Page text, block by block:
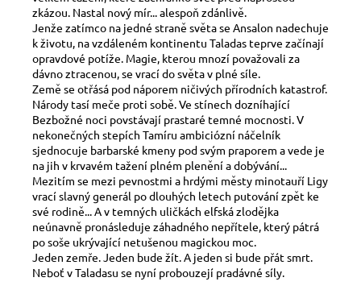
zkázou. Nastal nový mír... alespoň zdánlivě.
Jenže zatímco na jedné straně světa se Ansalon nadechuje
k životu, na vzdáleném kontinentu Taladas teprve začínají
opravdové potíže. Magie, kterou mnozí považovali za
dávno ztracenou, se vrací do světa v plné síle.
Země se otřásá pod náporem ničivých přírodních katastrof.
Národy tasí meče proti sobě. Ve stínech dozníhající
Bezbožné noci povstávají prastaré temné mocnosti. V
nekonečných stepích Tamíru ambiciózní náčelník
sjednocuje barbarské kmeny pod svým praporem a vede je
na jih v krvavém tažení plném plenění a dobývání...
Mezitím se mezi pevnostmi a hrdými městy minotauří Ligy
vrací slavný generál po dlouhých letech putování zpět ke
své rodině... A v temných uličkách elfská zlodějka
neúnavně pronásleduje záhadného nepřítele, který pátrá
po soše ukrývající netušenou magickou moc.
Jeden zemře. Jeden bude žít. A jeden si bude přát smrt.
Neboť v Taladasu se nyní probouzejí pradávné síly.
OBALY
DRAGON
SHIELD
PROTECTOR
100KS
CRIMSON
MATE
230